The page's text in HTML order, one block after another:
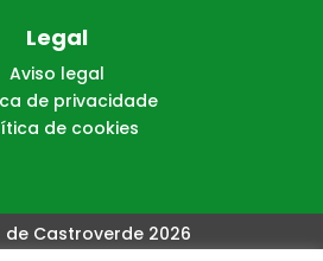
Legal
Aviso legal
de privacidade
de cookies
de Castroverde 2026